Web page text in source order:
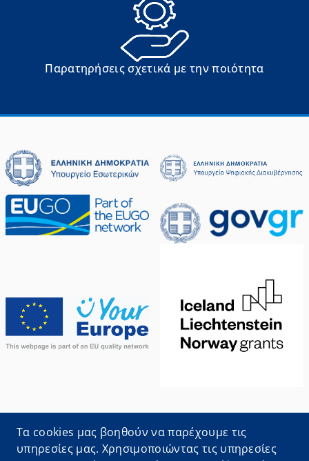
Παρατηρήσεις σχετικά με την ποιότητα
προέρχονται από το Εθνικό Μητρώο Διοικητικών
Διαδικασιών
Τα cookies μας βοηθούν να παρέχουμε τις
υπηρεσίες μας. Χρησιμοποιώντας τις υπηρεσίες